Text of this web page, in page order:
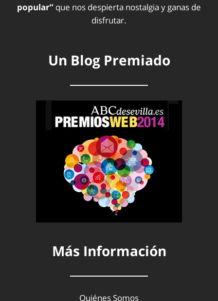
popular” que nos despierta nostalgia y ganas de
disfrutar.
Un Blog Premiado
Más Información
Quiénes Somos